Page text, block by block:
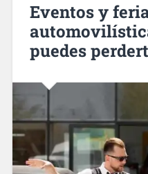
Eventos y
puedes